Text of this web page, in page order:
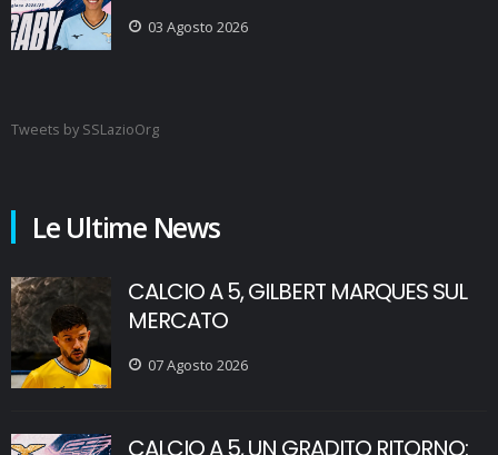
03 Agosto 2026
Tweets by SSLazioOrg
Le Ultime News
CALCIO A 5, GILBERT MARQUES SUL
MERCATO
07 Agosto 2026
CALCIO A 5, UN GRADITO RITORNO: